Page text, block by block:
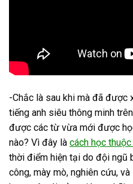
-Chắc là sau khi mà đã được
tiếng anh siêu thông minh
được các từ vừa mới được
nào? Vì đây là cách học
thời điểm hiện tại do đội ngũ
công, mày mò, nghiên cứu,